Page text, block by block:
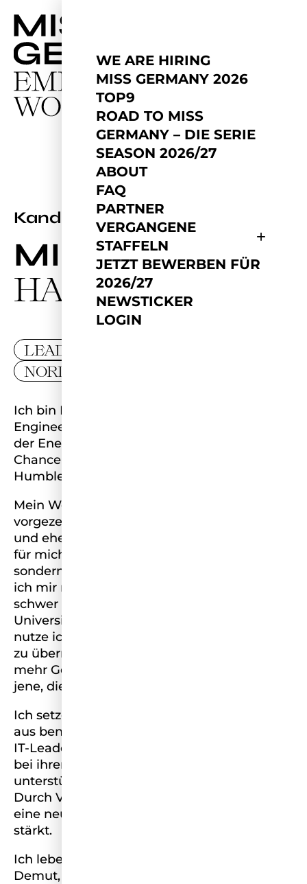
WE ARE HIRING
MISS GERMANY 2026
TOP9
ROAD TO MISS
GERMANY – DIE SERIE
SEASON 2026/27
ABOUT
FAQ
PARTNER
VERGANGENE
STAFFELN
JETZT BEWERBEN FÜR
2026/27
NEWSTICKER
LOGIN
Kandidatin2026
MINA
HABSAOUI
LEADER
NORDRHEIN-WESTFALEN
Ich bin Mina, Head of Transformer
Engineering Tools DevOps Department in
der Energy Branche, Visionärin für
Chancengleichheit und Botschafterin für
Humble Leadership.
Mein Weg in die IT-Welt war alles andere als
vorgezeichnet: Als Deutsch-Marokkanerin
und ehemalige Hauptschülerin war Bildung
für mich kein selbstverständliches Anrecht,
sondern ein seltenes Geschenk. Eines, dass
ich mir mit Entschlossenheit und Hingabe
schwer erarbeitet habe. Heute als
Universitätsabsolventin und Führungskraft
nutze ich meine Position, um Verantwortung
zu übernehmen: Für mehr Sichtbarkeit,
mehr Gerechtigkeit und mehr Raum für
jene, die sonst übersehen werden.
Ich setze mich dafür ein, junge Menschen
aus benachteiligten Gruppen nachhaltig in
IT-Leadership-Positionen zu fördern oder sie
bei ihrem individuellen Karriere Weg zu
unterstützen. Mein Ansatz ist ganzheitlich:
Durch Vorbilder, strukturelle Zugänge und
eine neue Führungskultur, die Identitäten
stärkt.
Ich lebe und glaube an eine Führung, die auf
Demut, Authentizität und echter Teilhabe